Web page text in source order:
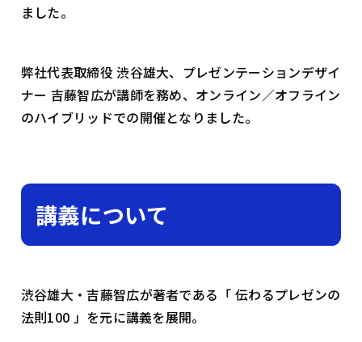
ました。
弊社代表取締役 渋谷雄大、プレゼンテーションデザイ
ナー 吉藤智広が講師を務め、オンライン／オフライン
のハイブリッドでの開催となりました。
講義について
渋谷雄大・吉藤智広が著者である「 伝わるプレゼンの
法則100 」を元に講義を展開。